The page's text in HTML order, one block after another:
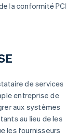
la conformité PCI
de services
entreprise de
aux systèmes
au lieu de les
les fournisseurs